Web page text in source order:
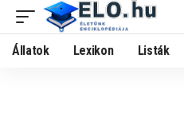
Állatok Lexikon Listák